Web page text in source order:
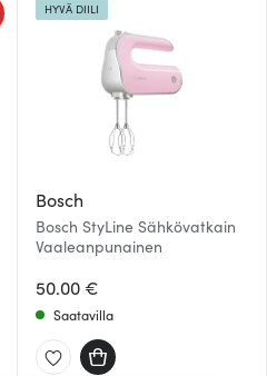
Bosch
Bosch StyLine Sähkövatkain
Vaaleanpunainen
50.00 €
HYVÄ DIILI
Saatavilla